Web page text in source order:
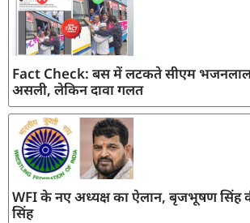
Fact Check: बस में लटकते सीएम भजनलाल
असली, लेकिन दावा गलत
WFI के नए अध्यक्ष का ऐलान, बृजभूषण
सिंह